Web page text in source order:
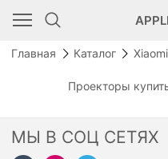
Главная Каталог Xiaomi
Проекторы
МЫ В СОЦ СЕТЯХ